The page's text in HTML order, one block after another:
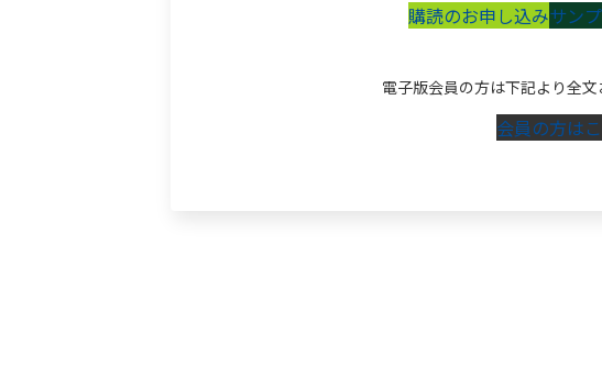
購読のお申し込みサン
電子版会員の方は下記より全文
会員の方は